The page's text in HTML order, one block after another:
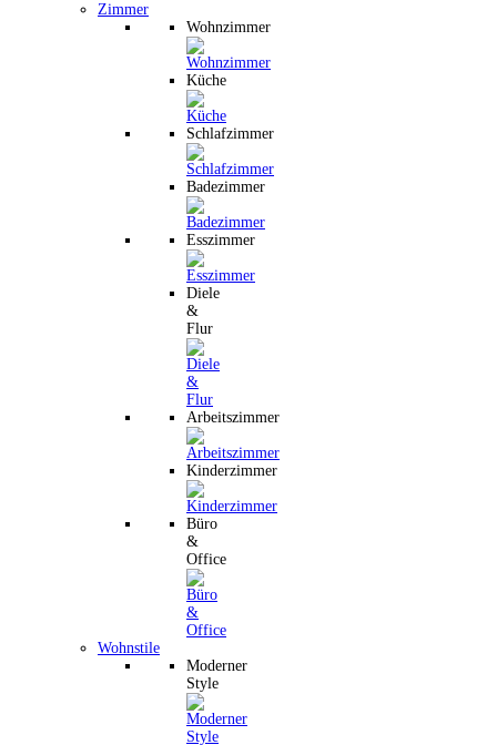
Zimmer
Wohnzimmer
Küche
Schlafzimmer
Badezimmer
Esszimmer
Diele
&
Flur
Arbeitszimmer
Kinderzimmer
Büro
&
Office
Wohnstile
Moderner
Style